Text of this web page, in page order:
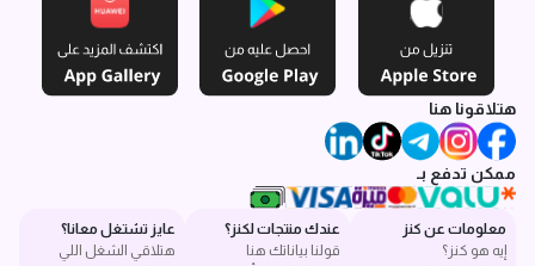
هتلاقونا هنا
ممكن تدفع بـ
معلومات عن كنز
إيه هو كنز؟
عندك منتجات لكنز؟
قولنا بياناتك هنا
عايز تشتغل معانا؟
هتلاقي الشغل اللي